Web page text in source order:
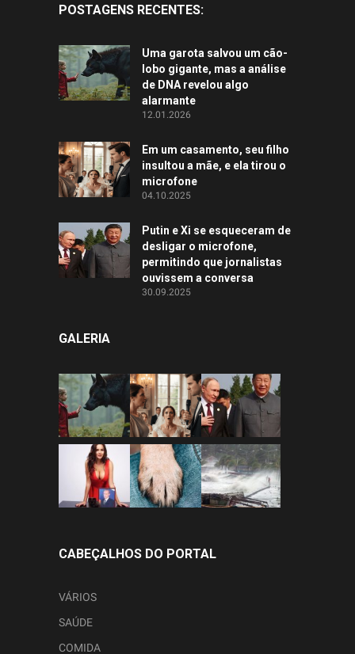
POSTAGENS RECENTES:
Uma garota salvou um cão-
lobo gigante, mas a análise
de DNA revelou algo
alarmante
12.01.2026
Em um casamento, seu filho
insultou a mãe, e ela tirou o
microfone
04.10.2025
Putin e Xi se esqueceram de
desligar o microfone,
permitindo que jornalistas
ouvissem a conversa
30.09.2025
GALERIA
CABEÇALHOS DO PORTAL
VÁRIOS
SAÚDE
COMIDA